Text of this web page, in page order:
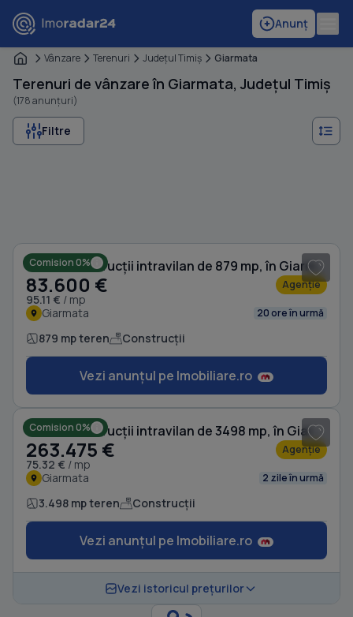
Anunț
Vânzare Terenuri Judeţul Timiş Giarmata
Terenuri de vânzare în Giarmata, Județul Timiș
(178 anunțuri)
Filtre
Comision 0% Teren Construcții intravilan de 879 mp, în Giarmata
83.600 €
95.11 € / mp
Agenție
Giarmata 20 ore în urmă
879 mp teren Construcții
Vezi anunțul pe Imobiliare.ro
Comision 0% Teren Construcții intravilan de 3498 mp, în Giarmata
263.475 €
75.32 € / mp
Agenție
Giarmata 2 zile în urmă
3.498 mp teren Construcții
Vezi anunțul pe Imobiliare.ro
Vezi istoricul prețurilor